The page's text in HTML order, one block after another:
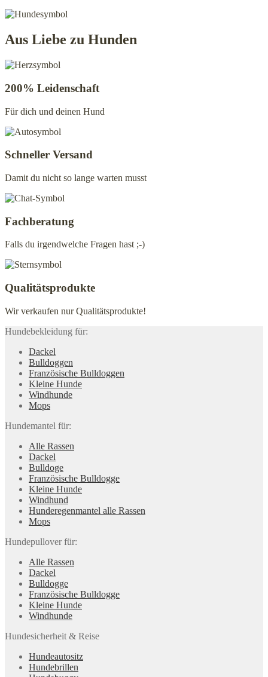
Varianten
auf.
Produktseite
Aus Liebe zu Hunden
200% Leidenschaft
Für dich und deinen Hund
Schneller Versand
Damit du nicht so lange warten musst
Fachberatung
Falls du irgendwelche Fragen hast ;-)
Qualitätsprodukte
Wir verkaufen nur Qualitätsprodukte!
Hundebekleidung für:
Dackel
Bulldoggen
Französische Bulldoggen
Kleine Hunde
Windhunde
Mops
Hundemantel für:
Alle Rassen
Dackel
Bulldoge
Französische Bulldogge
Kleine Hunde
Windhund
Hunderegenman­tel alle Rassen
Mops
Hundepullover für:
Alle Rassen
Dackel
Bulldogge
Französische Bulldogge
Kleine Hunde
Windhunde
Hundesicherheit & Reise
Hundeautositz
Hundebrillen